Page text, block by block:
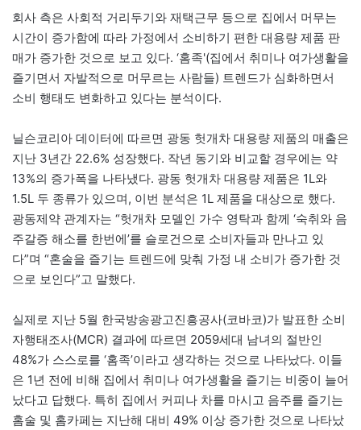
회사 측은 사회적 거리두기와 재택근무 등으로 집에서 머무는
시간이 증가함에 따라 가정에서 소비하기 편한 대용량 제품 판
매가 증가한 것으로 보고 있다. ‘홈족'(집에서 취미나 여가생활을
즐기면서 자발적으로 머무르는 사람들) 트렌드가 심화하면서
소비 행태도 변화하고 있다는 분석이다.
닐슨코리아 데이터에 따르면 광동 헛개차 대용량 제품의 매출은
지난 3년간 22.6% 성장했다. 작년 동기와 비교할 경우에는 약
13%의 증가폭을 나타냈다. 광동 헛개차 대용량 제품은 1L와
1.5L 두 종류가 있으며, 이번 분석은 1L 제품을 대상으로 했다.
광동제약 관계자는 “헛개차 모델인 가수 영탁과 함께 ‘숙취와 음
주갈증 해소를 한번에’를 슬로건으로 소비자들과 만나고 있
다”며 “혼술을 즐기는 트렌드에 맞춰 가정 내 소비가 증가한 것
으로 보인다”고 말했다.
실제로 지난 5월 한국방송광고진흥공사(코바코)가 발표한 소비
자행태조사(MCR) 결과에 따르면 2059세대 남녀의 절반인
48%가 스스로를 ‘홈족’이라고 생각하는 것으로 나타났다. 이들
은 1년 전에 비해 집에서 취미나 여가생활을 즐기는 비중이 늘어
났다고 답했다. 특히 집에서 커피나 차를 마시고 음주를 즐기는
홈술 및 홈카페는 지난해 대비 49% 이상 증가한 것으로 나타났